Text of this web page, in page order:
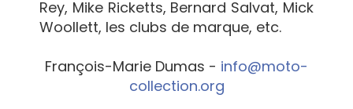
Rey, Mike Ricketts, Bernard Salvat, Mick
Woollett, les clubs de marque, etc.
François-Marie Dumas - info@moto-
collection.org